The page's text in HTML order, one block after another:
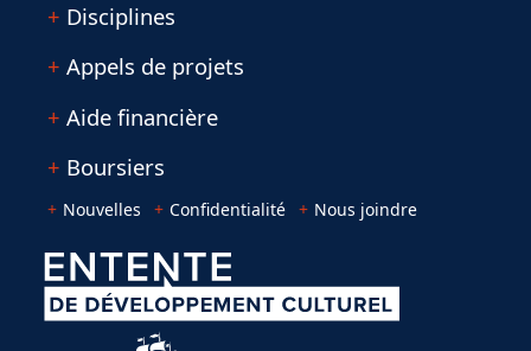
Disciplines
Appels de projets
Aide financière
Boursiers
Nouvelles Confidentialité Nous joindre